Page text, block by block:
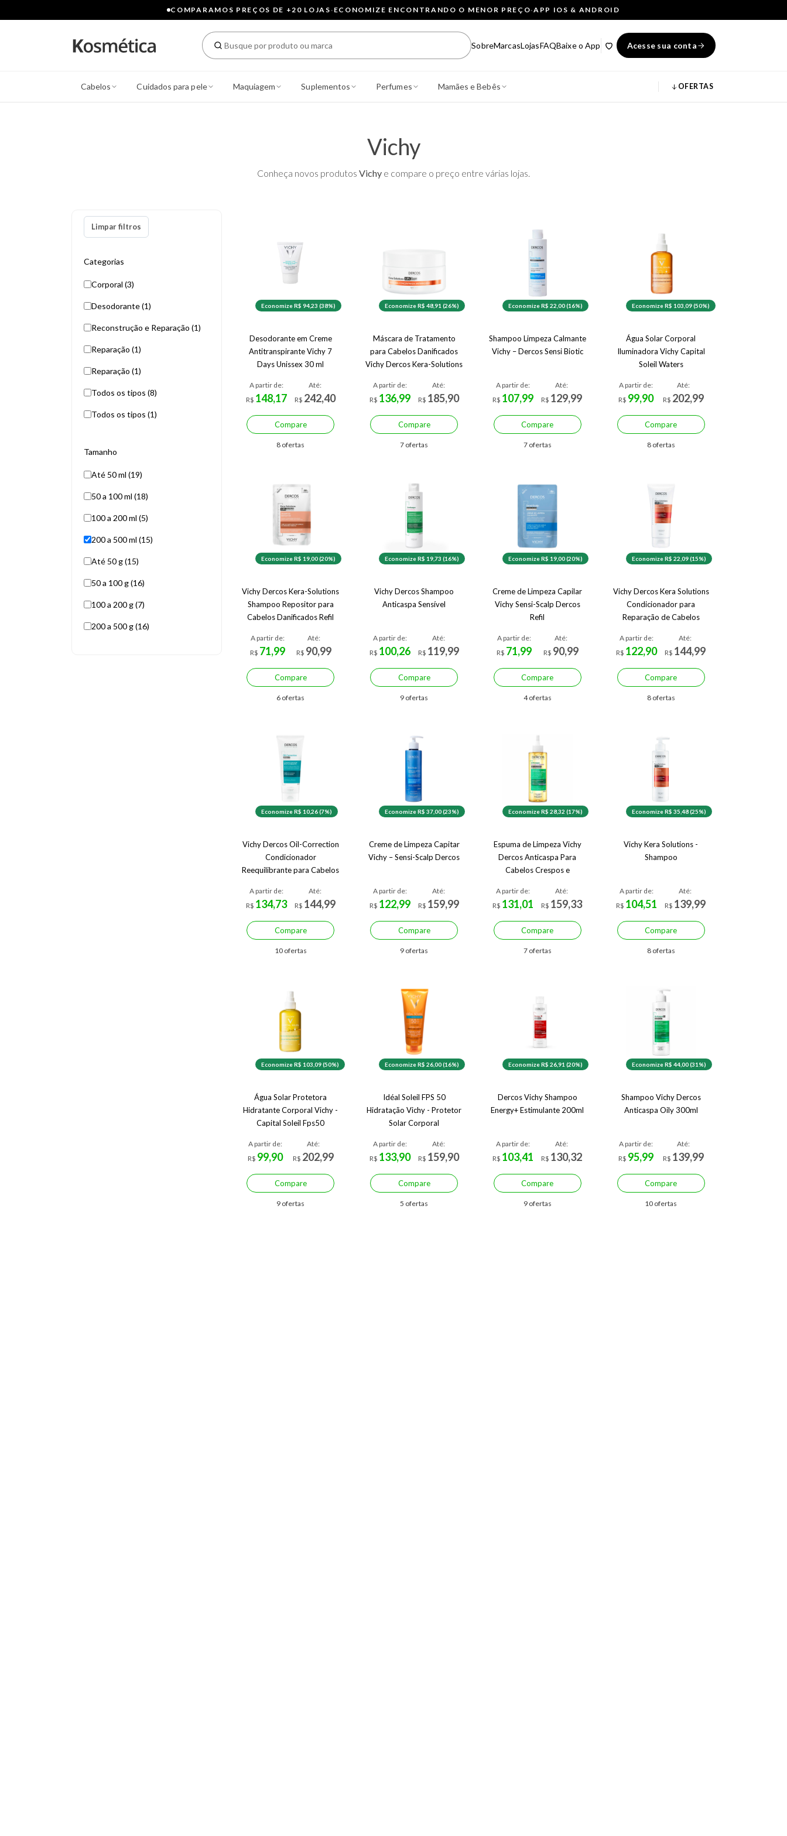
COMPARAMOS PREÇOS DE +20 LOJAS· ECONOMIZE ENCONTRANDO O MENOR PREÇO·APP IOS & ANDROID
SobreMarcasLojasFAQBaixe o App Acesse sua conta
Cabelos Cuidados para pele Maquiagem Suplementos Perfumes Mamães e Bebês OFERTAS
Vichy
Conheça novos produtos Vichy e compare o preço entre várias lojas.
Limpar filtros
Categorias
Corporal (3)
Desodorante (1)
Reconstrução e Reparação (1)
Reparação (1)
Reparação (1)
Todos os tipos (8)
Todos os tipos (1)
Tamanho
Até 50 ml (19)
50 a 100 ml (18)
100 a 200 ml (5)
200 a 500 ml (15)
Até 50 g (15)
50 a 100 g (16)
100 a 200 g (7)
200 a 500 g (16)
Economize R$ 94,23 (38%)
Desodorante em Creme
Antitranspirante Vichy 7
Days Unissex 30 ml
A partir de:
R$ 148,17
Até:
R$ 242,40
Compare
8 ofertas
Economize R$ 48,91 (26%)
Máscara de Tratamento
para Cabelos Danificados
Vichy Dercos Kera-Solutions
A partir de:
R$ 136,99
Até:
R$ 185,90
Compare
7 ofertas
Economize R$ 22,00 (16%)
Shampoo Limpeza Calmante
Vichy – Dercos Sensi Biotic
A partir de:
R$ 107,99
Até:
R$ 129,99
Compare
7 ofertas
Economize R$ 103,09 (50%)
Água Solar Corporal
Iluminadora Vichy Capital
Soleil Waters
A partir de:
R$ 99,90
Até:
R$ 202,99
Compare
8 ofertas
Economize R$ 19,00 (20%)
Vichy Dercos Kera-Solutions
Shampoo Repositor para
Cabelos Danificados Refil
A partir de:
R$ 71,99
Até:
R$ 90,99
Compare
6 ofertas
Economize R$ 19,73 (16%)
Vichy Dercos Shampoo
Anticaspa Sensível
A partir de:
R$ 100,26
Até:
R$ 119,99
Compare
9 ofertas
Economize R$ 19,00 (20%)
Creme de Limpeza Capilar
Vichy Sensi-Scalp Dercos
Refil
A partir de:
R$ 71,99
Até:
R$ 90,99
Compare
4 ofertas
Economize R$ 22,09 (15%)
Vichy Dercos Kera Solutions
Condicionador para
Reparação de Cabelos
A partir de:
R$ 122,90
Até:
R$ 144,99
Compare
8 ofertas
Economize R$ 10,26 (7%)
Vichy Dercos Oil-Correction
Condicionador
Reequilibrante para Cabelos
A partir de:
R$ 134,73
Até:
R$ 144,99
Compare
10 ofertas
Economize R$ 37,00 (23%)
Creme de Limpeza Capitar
Vichy – Sensi-Scalp Dercos
A partir de:
R$ 122,99
Até:
R$ 159,99
Compare
9 ofertas
Economize R$ 28,32 (17%)
Espuma de Limpeza Vichy
Dercos Anticaspa Para
Cabelos Crespos e
A partir de:
R$ 131,01
Até:
R$ 159,33
Compare
7 ofertas
Economize R$ 35,48 (25%)
Vichy Kera Solutions -
Shampoo
A partir de:
R$ 104,51
Até:
R$ 139,99
Compare
8 ofertas
Economize R$ 103,09 (50%)
Água Solar Protetora
Hidratante Corporal Vichy -
Capital Soleil Fps50
A partir de:
R$ 99,90
Até:
R$ 202,99
Compare
9 ofertas
Economize R$ 26,00 (16%)
Idéal Soleil FPS 50
Hidratação Vichy - Protetor
Solar Corporal
A partir de:
R$ 133,90
Até:
R$ 159,90
Compare
5 ofertas
Economize R$ 26,91 (20%)
Dercos Vichy Shampoo
Energy+ Estimulante 200ml
A partir de:
R$ 103,41
Até:
R$ 130,32
Compare
9 ofertas
Economize R$ 44,00 (31%)
Shampoo Vichy Dercos
Anticaspa Oily 300ml
A partir de:
R$ 95,99
Até:
R$ 139,99
Compare
10 ofertas